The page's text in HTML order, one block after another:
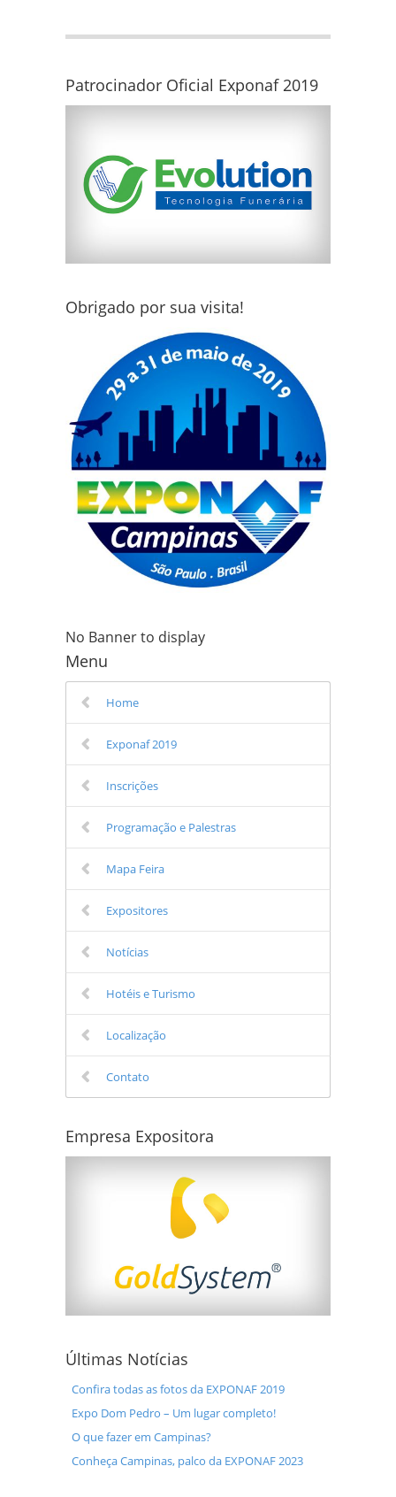
Patrocinador Oficial Exponaf 2019
Obrigado por sua visita!
No Banner to display
Menu
Home
Exponaf 2019
Inscrições
Programação e Palestras
Mapa Feira
Expositores
Notícias
Hotéis e Turismo
Localização
Contato
Empresa Expositora
Últimas Notícias
Confira todas as fotos da EXPONAF 2019
Expo Dom Pedro – Um lugar completo!
O que fazer em Campinas?
Conheça Campinas, palco da EXPONAF 2023